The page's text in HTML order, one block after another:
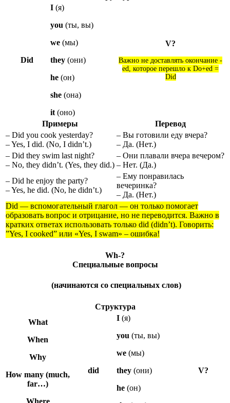
Did
I (я)
you (ты, вы)
we (мы)
they (они)
he (он)
she (она)
it (оно)
V?
Важно не доставлять окончание -
ed, которое перешло к Do+ed =
Did
Примеры
Перевод
– Did you cook yesterday?
– Yes, I did. (No, I didn’t.)
– Вы готовили еду вчера?
– Да. (Нет.)
– Did they swim last night?
– No, they didn’t. (Yes, they did.)
– Они плавали вчера вечером?
– Нет. (Да.)
– Did he enjoy the party?
– Yes, he did. (No, he didn’t.)
– Ему понравилась
вечеринка?
– Да. (Нет.)
Did — вспомогательный глагол — он только помогает
образовать вопрос и отрицание, но не переводится. Важно в
кратких ответах использовать только did (didn’t). Говорить:
”Yes, I cooked” или «Yes, I swam» – ошибка!
Wh-?
Специальные вопросы
(начинаются со специальных слов)
Структура
What
When
Why
How many (much,
far…)
Where
did
I (я)
you (ты, вы)
we (мы)
they (они)
he (он)
V?